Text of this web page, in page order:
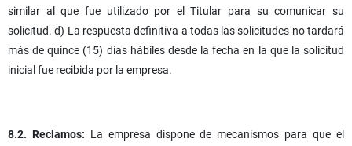
similar al que fue utilizado por el Titular para su comunicar su
solicitud. d) La respuesta definitiva a todas las solicitudes no tardará
más de quince (15) días hábiles desde la fecha en la que la solicitud
inicial fue recibida por la empresa.
8.2. Reclamos: La empresa dispone de mecanismos para que el